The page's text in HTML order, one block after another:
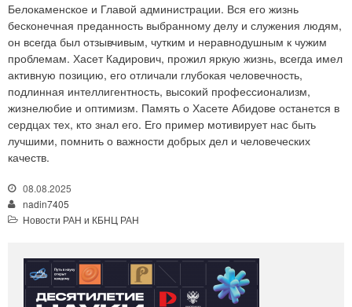
Белокаменское и Главой администрации. Вся его жизнь
бесконечная преданность выбранному делу и служения людям,
он всегда был отзывчивым, чутким и неравнодушным к чужим
проблемам. Хасет Кадирович, прожил яркую жизнь, всегда имел
активную позицию, его отличали глубокая человечность,
подлинная интеллигентность, высокий профессионализм,
жизнелюбие и оптимизм. Память о Хасете Абидове останется в
сердцах тех, кто знал его. Его пример мотивирует нас быть
лучшими, помнить о важности добрых дел и человеческих
качеств.
08.08.2025
nadin7405
Новости РАН и КБНЦ РАН